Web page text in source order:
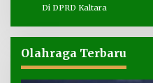
Di DPRD Kaltara
Olahraga Terbaru